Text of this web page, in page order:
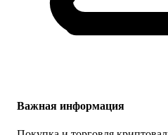
Важная информация